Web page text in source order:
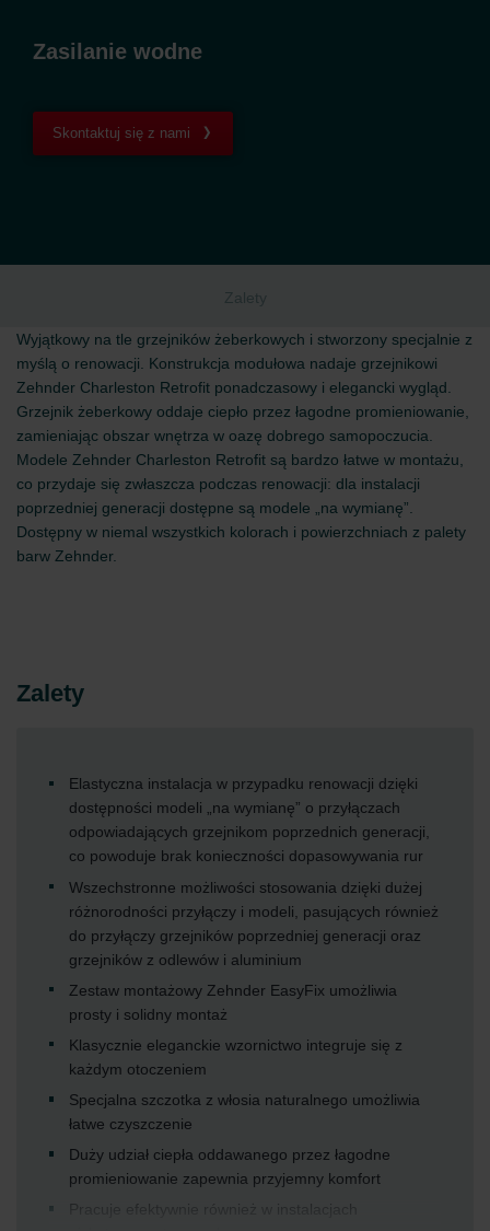
Zasilanie wodne
Skontaktuj się z nami
Zalety
Wyjątkowy na tle grzejników żeberkowych i stworzony specjalnie z
myślą o renowacji. Konstrukcja modułowa nadaje grzejnikowi
Zehnder Charleston Retrofit ponadczasowy i elegancki wygląd.
Grzejnik żeberkowy oddaje ciepło przez łagodne promieniowanie,
zamieniając obszar wnętrza w oazę dobrego samopoczucia.
Modele Zehnder Charleston Retrofit są bardzo łatwe w montażu,
co przydaje się zwłaszcza podczas renowacji: dla instalacji
poprzedniej generacji dostępne są modele „na wymianę”.
Dostępny w niemal wszystkich kolorach i powierzchniach z palety
barw Zehnder.
Zalety
Elastyczna instalacja w przypadku renowacji dzięki
dostępności modeli „na wymianę” o przyłączach
odpowiadających grzejnikom poprzednich generacji,
co powoduje brak konieczności dopasowywania rur
Wszechstronne możliwości stosowania dzięki dużej
różnorodności przyłączy i modeli, pasujących również
do przyłączy grzejników poprzedniej generacji oraz
grzejników z odlewów i aluminium
Zestaw montażowy Zehnder EasyFix umożliwia
prosty i solidny montaż
Klasycznie eleganckie wzornictwo integruje się z
każdym otoczeniem
Specjalna szczotka z włosia naturalnego umożliwia
łatwe czyszczenie
Duży udział ciepła oddawanego przez łagodne
promieniowanie zapewnia przyjemny komfort
Pracuje efektywnie również w instalacjach